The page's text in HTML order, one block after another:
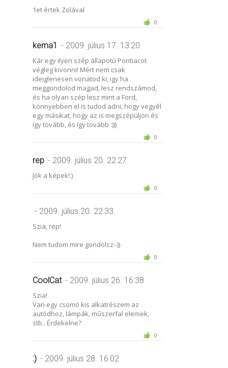
1et értek Zolával
0
kema1 - 2009. július 17. 13:20
Kár egy ilyen szép állapotú Pontiacot
végleg kivonni! Mért nem csak
ideiglenesen vonatod ki, igy ha
meggondolod magad, lesz rendszámod,
és ha olyan szép lesz mint a Ford,
könnyebben el is tudod adni, hogy vegyél
egy másikat, hogy az is megszépüljön és
így tovább, és így tovább :)))
0
rep - 2009. július 20. 22:27
Jók a képek!:)
0
- 2009. július 20. 22:33
Szia, rep!
Nem tudom mire gondolsz:-))
0
CoolCat - 2009. július 26. 16:38
Szia!
Van egy csomó kis alkatrészem az
autódhoz, lámpák, műszerfal elemek,
stb.. Érdekelne?
0
:) - 2009. július 28. 16:02